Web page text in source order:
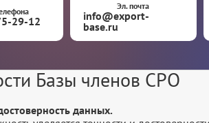
29-12
Эл. почта
info@export-
base.ru
Базы членов СРО
данных.